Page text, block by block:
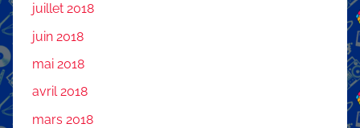
juillet 2018
juin 2018
mai 2018
avril 2018
mars 2018